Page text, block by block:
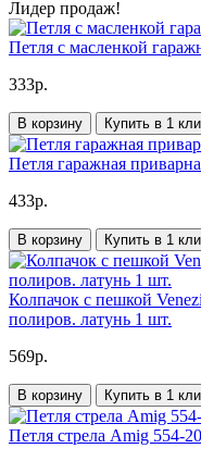
Лидер продаж!
Петля с масленкой
333р.
В корзину Купить в 1
Петля гаражная
433р.
В корзину Купить в 1
Колпачок с пешкой
полиров. латунь 1 шт.
569р.
В корзину Купить в 1
Петля стрела Amig 554-